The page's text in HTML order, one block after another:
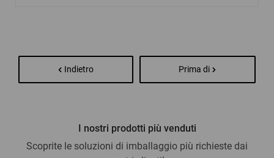
Indietro Prima di
I nostri prodotti più venduti
Scoprite le soluzioni di imballaggio più richieste dai